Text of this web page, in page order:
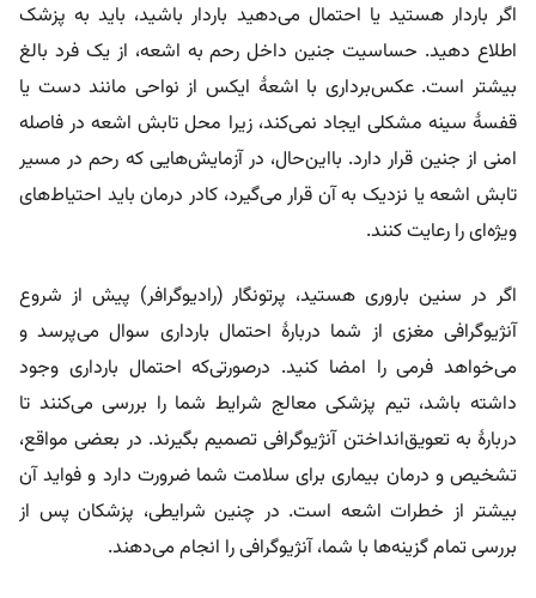
اگر باردار هستید یا احتمال می‌دهید باردار باشید، باید به پزشک
اطلاع دهید. حساسیت جنین داخل رحم به اشعه، از یک فرد بالغ
بیشتر است. عکس‌برداری با اشعۀ ایکس از نواحی مانند دست یا
قفسۀ سینه مشکلی ایجاد نمی‌کند، زیرا محل تابش اشعه در فاصله
امنی از جنین قرار دارد. بااین‌حال، در آزمایش‌هایی که رحم در مسیر
تابش اشعه یا نزدیک به آن قرار می‌گیرد، کادر درمان باید احتیاط‌های
ویژه‌ای را رعایت کنند.
اگر در سنین باروری هستید، پرتونگار (رادیوگرافر) پیش از شروع
آنژیوگرافی مغزی از شما دربارۀ احتمال بارداری سوال می‌پرسد و
می‌خواهد فرمی را امضا کنید. درصورتی‌که احتمال بارداری وجود
داشته باشد، تیم پزشکی معالج شرایط شما را بررسی می‌کنند تا
دربارۀ به تعویق‌انداختن آنژیوگرافی تصمیم بگیرند. در بعضی مواقع،
تشخیص و درمان بیماری برای سلامت شما ضرورت دارد و فواید آن
بیشتر از خطرات اشعه است. در چنین شرایطی، پزشکان پس از
بررسی تمام گزینه‌ها با شما، آنژیوگرافی را انجام می‌دهند.